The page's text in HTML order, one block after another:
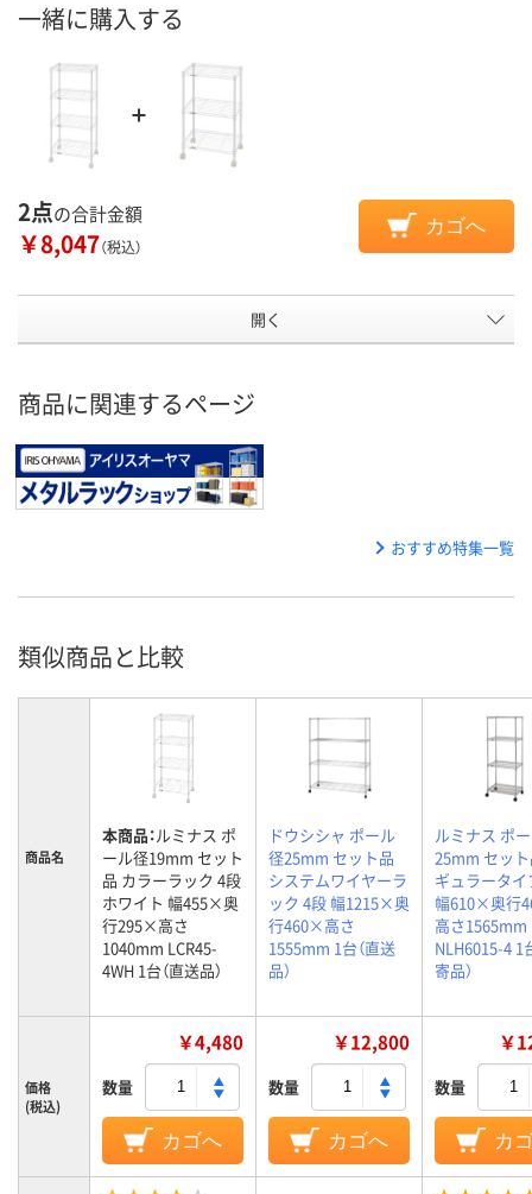
一緒に購入する
2点の合計金額
￥8,047（税込）
カゴへ
開く
商品に関連するページ
おすすめ特集一覧
類似商品と比較
商品名
本商品：ルミナス ポ
ール径19mm セット
品 カラーラック 4段
ホワイト 幅455×奥
行295×高さ
1040mm LCR45-
4WH 1台（直送品）
ドウシシャ ポール
径25mm セット品
システムワイヤーラ
ック 4段 幅1215×奥
行460×高さ
1555mm 1台（直送
品）
ルミナス ポ
25mm セッ
ギュラータイ
幅610×奥行
高さ1565mm
NLH6015-4 1
寄品）
価格
(税込)
￥4,480
数量
カゴへ
￥12,800
数量
カゴへ
￥
数量
カ